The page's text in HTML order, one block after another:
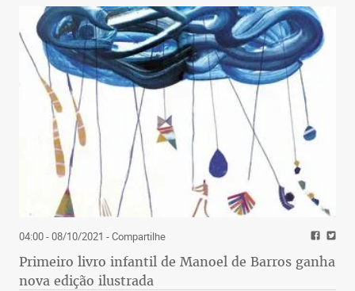
04:00 - 08/10/2021 - Compartilhe
Primeiro livro infantil de Manoel de Barros ganha
nova edição ilustrada